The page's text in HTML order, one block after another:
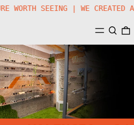
FUTURE WORTH SEEING | WE
MENÚBUSCAR